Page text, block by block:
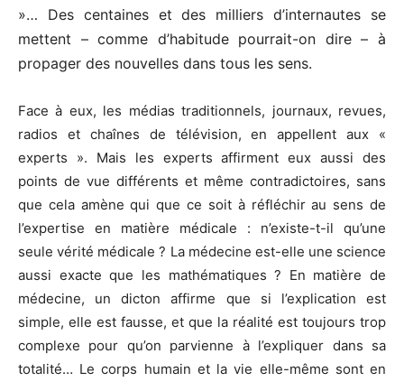
»… Des centaines et des milliers d’internautes se
mettent – comme d’habitude pourrait-on dire – à
propager des nouvelles dans tous les sens.
Face à eux, les médias traditionnels, journaux, revues,
radios et chaînes de télévision, en appellent aux «
experts ». Mais les experts affirment eux aussi des
points de vue différents et même contradictoires, sans
que cela amène qui que ce soit à réfléchir au sens de
l’expertise en matière médicale : n’existe-t-il qu’une
seule vérité médicale ? La médecine est-elle une science
aussi exacte que les mathématiques ? En matière de
médecine, un dicton affirme que si l’explication est
simple, elle est fausse, et que la réalité est toujours trop
complexe pour qu’on parvienne à l’expliquer dans sa
totalité… Le corps humain et la vie elle-même sont en